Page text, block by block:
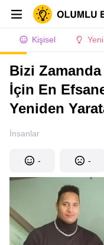
Kişisel Yeni
Bizi
İçin En
Yeniden
İnsanlar
- -